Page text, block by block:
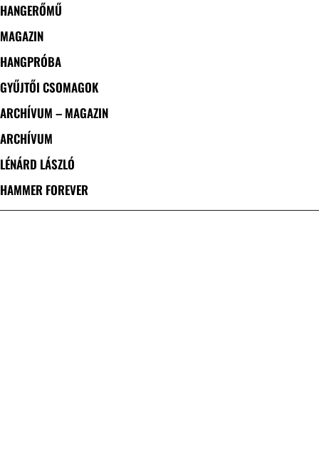
HANGERŐMŰ
MAGAZIN
HANGPRÓBA
GYŰJTŐI CSOMAGOK
ARCHÍVUM – MAGAZIN
ARCHÍVUM
LÉNÁRD LÁSZLÓ
HAMMER FOREVER